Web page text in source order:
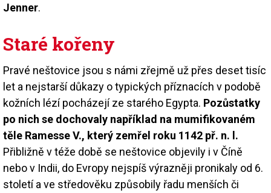
Jenner.
Staré kořeny
Pravé neštovice jsou s námi zřejmě už přes deset tisíc
let a nejstarší důkazy o typických příznacích v podobě
kožních lézí pocházejí ze starého Egypta. Pozůstatky
po nich se dochovaly například na mumifikovaném
těle Ramesse V., který zemřel roku 1142 př. n. l.
Přibližně v téže době se neštovice objevily i v Číně
nebo v Indii, do Evropy nejspíš výrazněji pronikaly od 6.
století a ve středověku způsobily řadu menších či